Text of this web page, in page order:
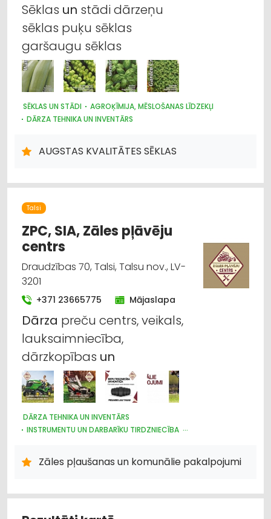
Sēklas un stādi dārzeņu
sēklas puķu sēklas
garšaugu sēklas
SĒKLAS UN STĀDI
AGROĶĪMIJA, MĒSLOŠANAS LĪDZEKĻI
DĀRZA TEHNIKA UN INVENTĀRS
AUGSTAS KVALITĀTES SĒKLAS
Talsi
ZPC, SIA, Zāles pļāvēju
centrs
Draudzības 70, Talsi, Talsu nov., LV-
3201
+371 23665775 Mājaslapa
Dārza preču centrs, veikals,
lauksaimniecība,
dārzkopības un
DĀRZA TEHNIKA UN INVENTĀRS
INSTRUMENTU UN DARBARĪKU TIRDZNIECĪBA
INTERNETVEIKALI, E-KOMERCIJA
AUTO RIEPU SERVISS
LABIEKĀRTOŠANA, APZAĻUMOŠANA
LAUKSAIMNIECĪBAS TEHNIKAS UN TRAKTORTEHNIKAS
LAUKSAIMNIECĪBAS TEHNIKAS UN TRAKTORTEHNIKAS
Zāles pļaušanas un komunālie pakalpojumi